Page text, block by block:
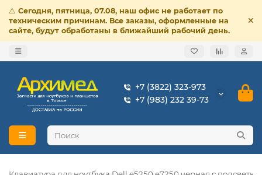
⚠️ Сегодня, пятница, 07.08, наш офис не работает по
техническим причинам. Все заказы, оформленные на
сайте, будут обработаны в ближайший рабочий день.
+7 (3822) 323-973
+7 (983) 232 39-73